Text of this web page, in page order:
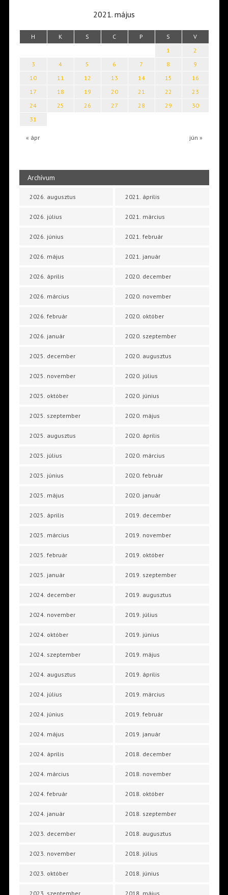
2021. május
H K S C P S V
« ápr jún »
1
2
3
4 5 6 7 8
9
10
11 12 13 14 15
16
17
18 19 20 21 22
23
24
25 26 27 28 29
30
31
Archívum
2026. augusztus
2026. július
2026. június
2026. május
2026. április
2026. március
2026. február
2026. január
2025. december
2025. november
2025. október
2025. szeptember
2025. augusztus
2025. július
2025. június
2025. május
2025. április
2025. március
2025. február
2025. január
2024. december
2024. november
2024. október
2024. szeptember
2024. augusztus
2024. július
2024. június
2024. május
2024. április
2024. március
2024. február
2024. január
2023. december
2023. november
2023. október
2023. szeptember
2021. április
2021. március
2021. február
2021. január
2020. december
2020. november
2020. október
2020. szeptember
2020. augusztus
2020. július
2020. június
2020. május
2020. április
2020. március
2020. február
2020. január
2019. december
2019. november
2019. október
2019. szeptember
2019. augusztus
2019. július
2019. június
2019. május
2019. április
2019. március
2019. február
2019. január
2018. december
2018. november
2018. október
2018. szeptember
2018. augusztus
2018. július
2018. június
2018. május